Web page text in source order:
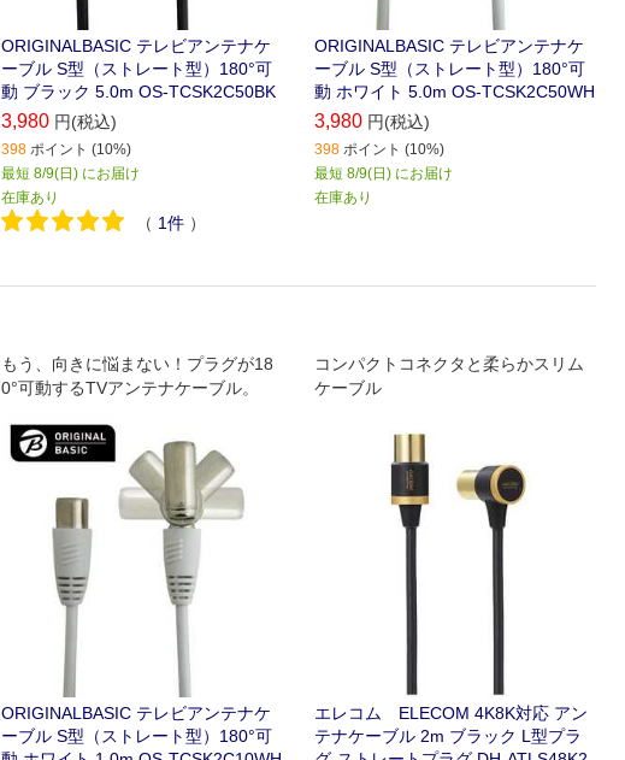
ORIGINALBASIC テレビアンテナケ
ーブル S型（ストレート型）180°可
動 ブラック 5.0m OS-TCSK2C50BK
3,980 円(税込)
398 ポイント (10%)
最短 8/9(日) にお届け
在庫あり
（ 1件 ）
ORIGINALBASIC テレビアンテナケ
ーブル S型（ストレート型）180°可
動 ホワイト 5.0m OS-TCSK2C50WH
3,980 円(税込)
398 ポイント (10%)
最短 8/9(日) にお届け
在庫あり
もう、向きに悩まない！プラグが18
0°可動するTVアンテナケーブル。
ORIGINALBASIC テレビアンテナケ
ーブル S型（ストレート型）180°可
コンパクトコネクタと柔らかスリム
ケーブル
エレコム ELECOM 4K8K対応 アン
テナケーブル 2m ブラック L型プラ